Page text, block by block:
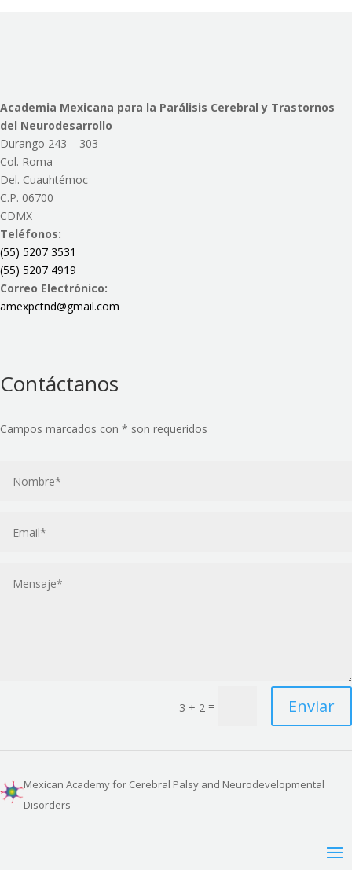
Academia Mexicana para la Parálisis Cerebral y Trastornos
del Neurodesarrollo
Durango 243 – 303
Col. Roma
Del. Cuauhtémoc
C.P. 06700
CDMX
Teléfonos:
(55) 5207 3531
(55) 5207 4919
Correo Electrónico:
amexpctnd@gmail.com
Contáctanos
Campos marcados con * son requeridos
3 + 2 = Enviar
Mexican Academy for Cerebral Palsy and Neurodevelopmental
Disorders